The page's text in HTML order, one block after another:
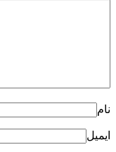
نام
ایمیل